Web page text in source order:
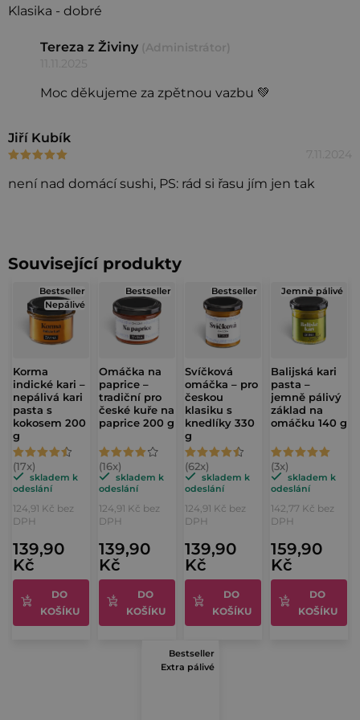
p
n
o
c
Klasika - dobré
Tereza z Živiny (Administrátor)
11.11.2025
Moc děkujeme za zpětnou vazbu 💚
Jiří Kubík
Hodnocení produktu je 5 z 5 hvězdiček.
7.11.2024
není nad domácí sushi, PS: rád si řasu jím jen tak
Související produkty
Bestseller
Nepálivé
Korma
indické kari –
nepálivá kari
pasta s
kokosem 200
g
Průměrné
hodnocení
je
4,7
z
5
hvězdiček.
odeslání
124,91 Kč bez
DPH
139,90
Kč
DO
KOŠÍKU
Bestseller
Omáčka na
paprice –
tradiční pro
české kuře na
paprice 200 g
Průměrné
hodnocení
je
4,3
z
5
hvězdiček.
odeslání
124,91 Kč bez
DPH
139,90
Kč
DO
KOŠÍKU
Bestseller
Svíčková
omáčka – pro
českou
klasiku s
knedlíky 330
g
Průměrné
hodnocení
je
4,7
z
5
hvězdiček.
odeslání
124,91 Kč bez
DPH
139,90
Kč
DO
KOŠÍKU
Jemně pálivé
Balijská kari
pasta –
jemně pálivý
základ na
omáčku 140 g
Průměrné
hodnocení
je
5,0
z
5
hvězdiček.
odeslání
142,77 Kč bez
DPH
159,90
Kč
DO
KOŠÍKU
Bestseller
Extra pálivé